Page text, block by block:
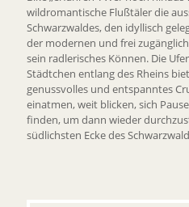
wildromantische Flußtäler die
Schwarzwaldes, den idyllisch
der modernen und frei
sein radlerisches Können. Die
Städtchen entlang des Rheins
genussvolles und entspanntes
einatmen, weit blicken, sich
finden, um dann wieder
südlichsten Ecke des